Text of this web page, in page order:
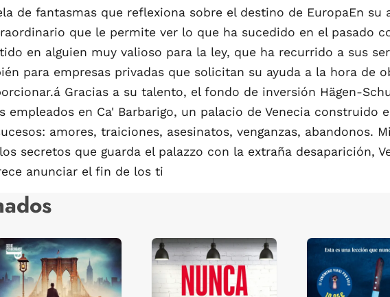
de fantasmas que reflexiona sobre el destino de EuropaEn su
que le permite ver lo que ha sucedido en el pasado
en alguien muy valioso para la ley, que ha recurrido a sus
para empresas privadas que solicitan su ayuda a la hora de
Gracias a su talento, el fondo de inversión Hägen-
empleados en Ca' Barbarigo, un palacio de Venecia construido
amores, traiciones, asesinatos, venganzas, abandonos.
secretos que guarda el palazzo con la extraña desaparición,
anunciar el fin de los ti